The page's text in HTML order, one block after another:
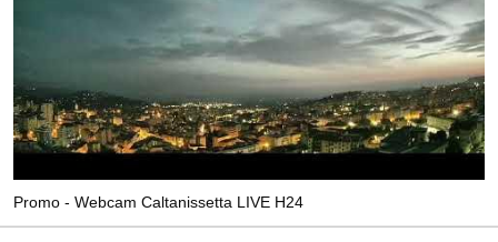
Promo - Webcam Caltanissetta LIVE H24